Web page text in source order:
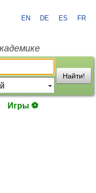
EN DE ES FR
Найти!
Игры ⚽